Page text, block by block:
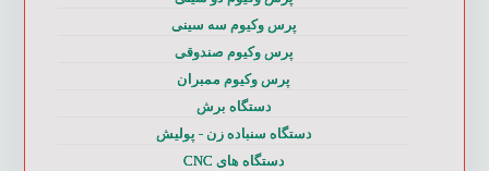
پرس وکیوم سه سینی
پرس وکیوم صندوقی
پرس وکیوم ممبران
دستگاه برش
دستگاه سنباده زن - پولیش
دستگاه های CNC